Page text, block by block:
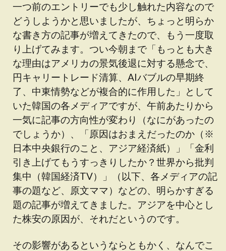
一つ前のエントリーでも少し触れた内容なので
どうしようかと思いましたが、ちょっと明らか
な書き方の記事が増えてきたので、もう一度取
り上げてみます。つい今朝まで「もっとも大き
な理由はアメリカの景気後退に対する懸念で、
円キャリートレード清算、AIバブルの早期終
了、中東情勢などが複合的に作用した」として
いた韓国の各メディアですが、午前あたりから
一気に記事の方向性が変わり（なにがあったの
でしょうか）、「原因はおまえだったのか（※
日本中央銀行のこと、アジア経済紙）」「金利
引き上げてもうすっきりしたか？世界から批判
集中（韓国経済TV）」（以下、各メディアの記
事の題など、原文ママ）などの、明らかすぎる
題の記事が増えてきました。アジアを中心とし
た株安の原因が、それだというのです。
その影響があるというならともかく、なんでこ